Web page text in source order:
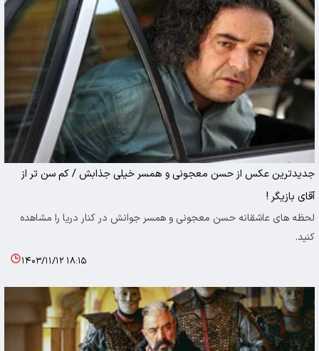
جدیدترین عکس از حسن معجونی و همسر خیلی جذابش / کم سن تر از
آقای بازیگر !
لحظه های عاشقانه حسن معجونی و همسر جوانش در کنار دریا را مشاهده
کنید.
۱۴۰۳/۱۱/۱۲ ۱۸:۱۵